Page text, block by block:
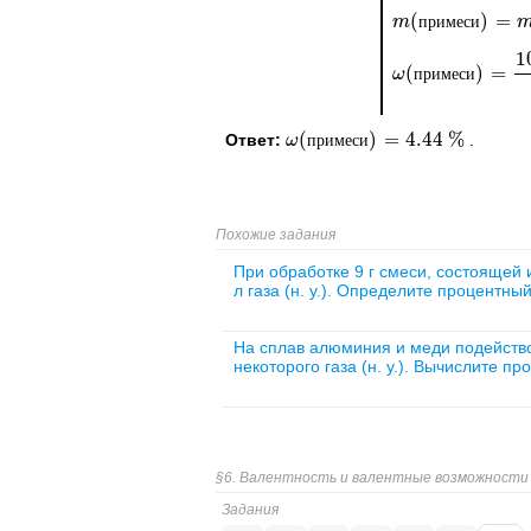
Ответ: ω(примеси) = 4.44 %
ω(примеси) =4.44%
m(примеси) =
m(примеси) m
ω(примеси) =
ω(примеси) =100⋅
Похожие задания
При обработке 9 г смеси,
л газа (н. у.). Определите
На сплав алюминия и меди
некоторого газа (н. у.). Вычислите
§6. Валентность и валентные возможности
Задания